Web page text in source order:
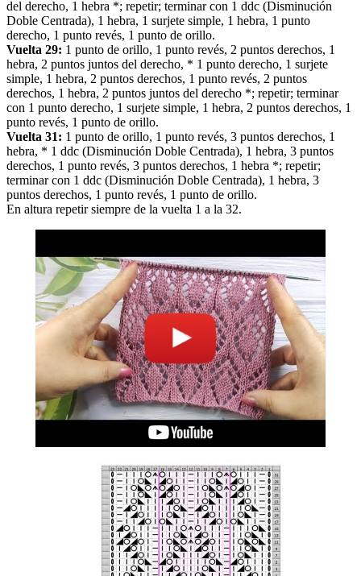
del derecho, 1 hebra *; repetir; terminar con 1 ddc (Disminución
Doble Centrada), 1 hebra, 1 surjete simple, 1 hebra, 1 punto
derecho, 1 punto revés, 1 punto de orillo.
Vuelta 29: 1 punto de orillo, 1 punto revés, 2 puntos derechos, 1
hebra, 2 puntos juntos del derecho, * 1 punto derecho, 1 surjete
simple, 1 hebra, 2 puntos derechos, 1 punto revés, 2 puntos
derechos, 1 hebra, 2 puntos juntos del derecho *; repetir; terminar
con 1 punto derecho, 1 surjete simple, 1 hebra, 2 puntos derechos, 1
punto revés, 1 punto de orillo.
Vuelta 31: 1 punto de orillo, 1 punto revés, 3 puntos derechos, 1
hebra, * 1 ddc (Disminución Doble Centrada), 1 hebra, 3 puntos
derechos, 1 punto revés, 3 puntos derechos, 1 hebra *; repetir;
terminar con 1 ddc (Disminución Doble Centrada), 1 hebra, 3
puntos derechos, 1 punto revés, 1 punto de orillo.
En altura repetir siempre de la vuelta 1 a la 32.